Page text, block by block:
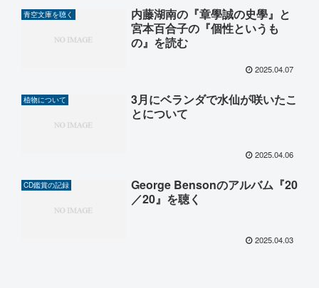
青空文庫を聴く
内藤湖南の『章學誠の史學』と
宮本百合子の『個性というも
の』を読む
2025.04.07
植物について
3月にベランダで水仙が咲いたこ
とについて
2025.04.06
CD鑑賞の記録
George Bensonのアルバム『20
／20』を聴く
2025.04.03